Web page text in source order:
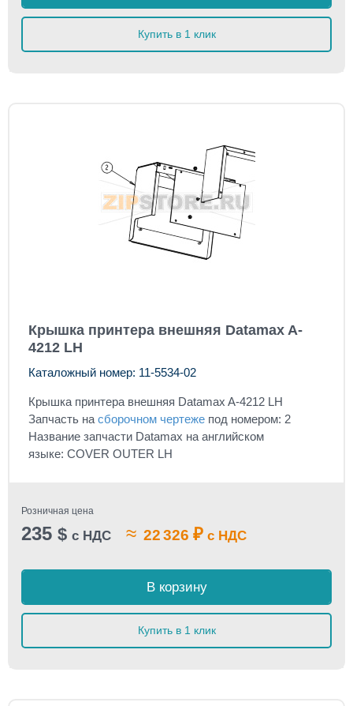
Купить в 1 клик
Крышка принтера внешняя Datamax A-
4212 LH
Каталожный номер: 11-5534-02
Крышка принтера внешняя Datamax A-4212 LH
Запчасть на сборочном чертеже под номером: 2
Название запчасти Datamax на английском
языке: COVER OUTER LH
Розничная цена
235 $ с НДС ≈ 22 326 ₽ с НДС
В корзину
Купить в 1 клик